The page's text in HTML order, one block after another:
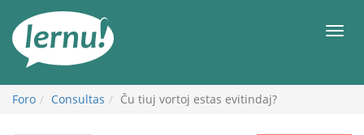
Foro Consultas Ĉu tiuj vortoj estas evitindaj?